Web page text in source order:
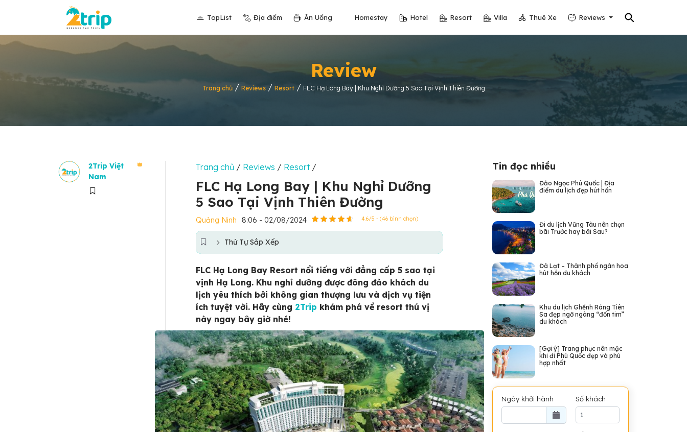
⚲
TopList Địa điểm Ăn Uống Homestay Hotel Resort Villa Thuê Xe Reviews
Review
Trang chủ/ Reviews/ Resort/ FLC Hạ Long Bay | Khu Nghỉ Dưỡng 5 Sao Tại Vịnh Thiên Đường
2Trip Việt
Nam
Trang chủ / Reviews / Resort/
FLC Hạ Long Bay | Khu Nghỉ Dưỡng
5 Sao Tại Vịnh Thiên Đường
Quảng Ninh 8:06 - 02/08/2024 4.6/5 - (46 bình chọn)
Thứ Tự Sắp Xếp
FLC Hạ Long Bay Resort nổi tiếng với đẳng cấp 5 sao tại
vịnh Hạ Long. Khu nghỉ dưỡng được đông đảo khách du
lịch yêu thích bởi không gian thượng lưu và dịch vụ tiện
ích tuyệt vời. Hãy cùng 2Trip khám phá về resort thú vị
này ngay bây giờ nhé!
Tin đọc nhiều
Đảo Ngọc Phú Quốc | Địa
điểm du lịch đẹp hút hồn
Đi du lịch Vũng Tàu nên chọn
bãi Trước hay bãi Sau?
Đà Lạt – Thành phố ngàn hoa
hút hồn du khách
Khu du lịch Ghềnh Ráng Tiên
Sa đẹp ngỡ ngàng “đốn tim”
du khách
[Gợi ý] Trang phục nên mặc
khi đi Phú Quốc đẹp và phù
hợp nhất
Ngày khởi hành Số khách